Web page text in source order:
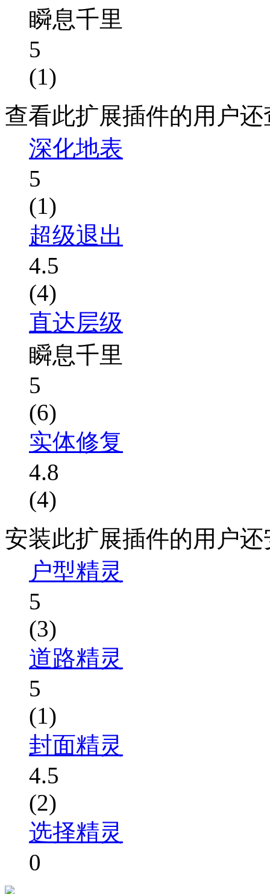
瞬息千里
5
(1)
查看此扩展插件的用户
深化地表
5
(1)
超级退出
4.5
(4)
直达层级
瞬息千里
5
(6)
实体修复
4.8
(4)
安装此扩展插件的用户
户型精灵
5
(3)
道路精灵
5
(1)
封面精灵
4.5
(2)
选择精灵
0